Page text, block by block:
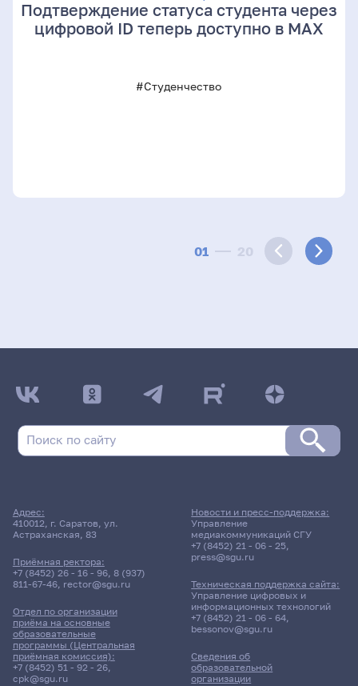
01 20
Подтверждение статуса студента через
цифровой ID теперь доступно в МАХ
#Студенчество
Адрес:
410012, г. Саратов, ул.
Астраханская, 83
Приёмная ректора:
+7 (8452) 26 - 16 - 96, 8 (937)
811-67-46, rector@sgu.ru
Отдел по организации
приёма на основные
образовательные
программы (Центральная
приёмная комиссия):
+7 (8452) 51 - 92 - 26,
cpk@sgu.ru
Сведения об
образовательной
организации
Новости и пресс-поддержка:
Управление
медиакоммуникаций СГУ
+7 (8452) 21 - 06 - 25,
press@sgu.ru
Техническая поддержка сайта:
Управление цифровых и
информационных технологий
+7 (8452) 21 - 06 - 64,
bessonov@sgu.ru